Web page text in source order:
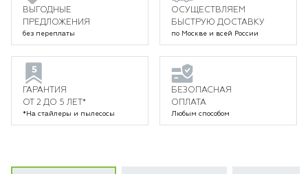
ВЫГОДНЫЕ
ПРЕДЛОЖЕНИЯ
без переплаты
ОСУЩЕСТВЛЯЕМ
БЫСТРУЮ ДОСТАВКУ
по Москве и всей России
ГАРАНТИЯ
ОТ 2 ДО 5 ЛЕТ*
*На стайлеры и пылесосы
БЕЗОПАСНАЯ
ОПЛАТА
Любым способом